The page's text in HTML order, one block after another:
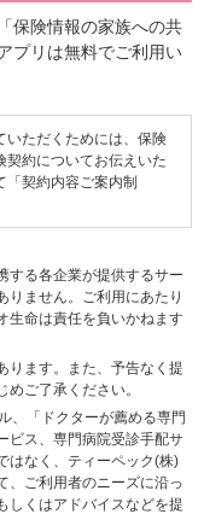
保険情報の家族への共
プリは無料でご利用い
いただくためには、保険
契約についてお伝えいた
契約内容ご案内制
する各企業が提供するサー
りません。ご利用にあたり
生命は責任を負いかねます
ります。また、予告なく提
ご了承ください。
、「ドクターが薦める専門
ビス、専門病院受診手配サ
はなく、ティーペック(株)
、ご利用者のニーズに沿っ
しくはアドバイスなどを提